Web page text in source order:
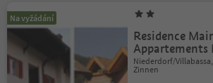
Na vyžádání
Residence
Appartements
Niederdorf/
Zinnen